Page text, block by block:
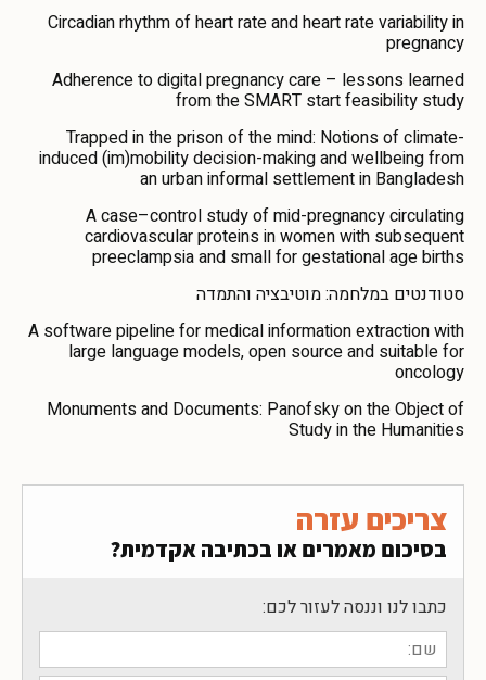
Circadian rhythm of heart rate and heart rate variability in
pregnancy
Adherence to digital pregnancy care – lessons learned
from the SMART start feasibility study
Trapped in the prison of the mind: Notions of climate-
induced (im)mobility decision-making and wellbeing from
an urban informal settlement in Bangladesh
A case–control study of mid-pregnancy circulating
cardiovascular proteins in women with subsequent
preeclampsia and small for gestational age births
סטודנטים במלחמה: מוטיבציה והתמדה
A software pipeline for medical information extraction with
large language models, open source and suitable for
oncology
Monuments and Documents: Panofsky on the Object of
Study in the Humanities
צריכים עזרה
בסיכום מאמרים או בכתיבה אקדמית?
כתבו לנו וננסה לעזור לכם: